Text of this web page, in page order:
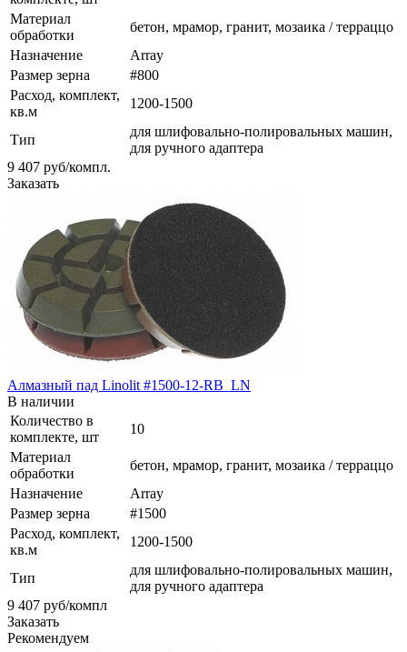
Материал
обработки
бетон, мрамор, гранит, мозаика / терраццо
Назначение
Array
Размер зерна
#800
Расход, комплект,
кв.м
1200-1500
Тип
для шлифовально-полировальных машин,
для ручного адаптера
9 407 руб/компл.
Заказать
Алмазный пад Linolit #1500-12-RB_LN
В наличии
Количество в
комплекте, шт
10
Материал
обработки
бетон, мрамор, гранит, мозаика / терраццо
Назначение
Array
Размер зерна
#1500
Расход, комплект,
кв.м
1200-1500
Тип
для шлифовально-полировальных машин,
для ручного адаптера
9 407 руб/компл
Заказать
Рекомендуем